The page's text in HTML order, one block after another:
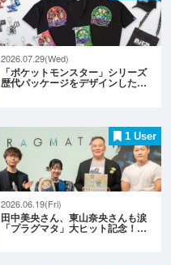
2026.07.29(Wed)
「ポケットモンスター」シリーズ
歴代パッケージをデザインした…
1 User
2026.06.19(Fri)
田中美央さん、東山奈央さんも涙
「プラグマタ」大ヒット記念！…